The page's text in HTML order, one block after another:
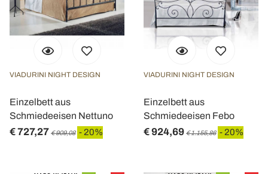
VIADURINI NIGHT DESIGN
Einzelbett aus
Schmiedeeisen Nettuno
€ 727,27 € 909,08 - 20%
VIADURINI NIGHT DESIGN
Einzelbett aus
Schmiedeeisen Febo
€ 924,69 € 1.155,86 - 20%